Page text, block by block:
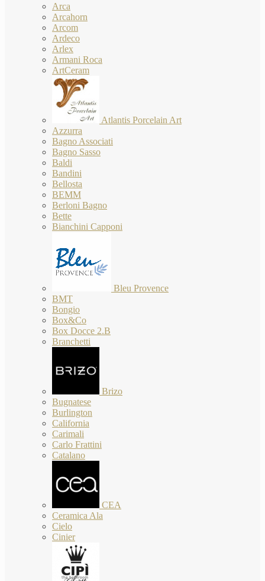
Arca
Arcahorn
Arcom
Ardeco
Arlex
Armani Roca
ArtCeram
Atlantis Porcelain Art
Azzurra
Bagno Associati
Bagno Sasso
Baldi
Bandini
Bellosta
BEMM
Berloni Bagno
Bette
Bianchini Capponi
Bleu Provence
BMT
Bongio
Box&Co
Box Docce 2.B
Branchetti
Brizo
Bugnatese
Burlington
California
Carimali
Carlo Frattini
Catalano
CEA
Ceramica Ala
Cielo
Cinier